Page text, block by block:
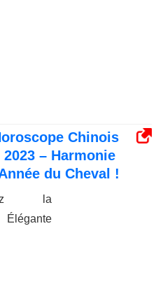
Chinois
– Harmonie
du Cheval !
la